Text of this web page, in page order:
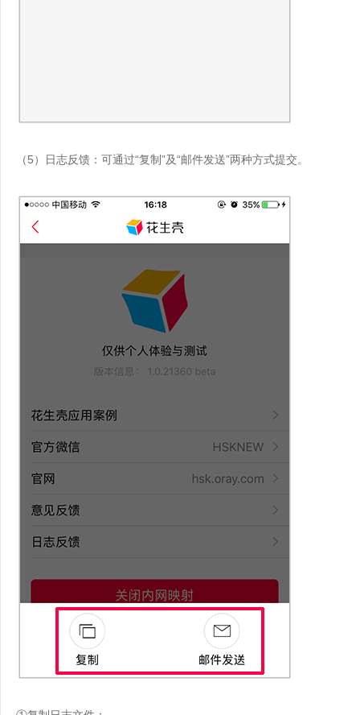
（5）日志反馈：可通过“复制”及“邮件发送”两种方式提交。